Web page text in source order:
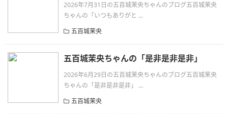
2026年7月31日の五百城茉央ちゃんのブログ五百城茉央
ちゃんの「いつもありがと ...
五百城茉央
五百城茉央ちゃんの「是非是非是非」
2026年6月29日の五百城茉央ちゃんのブログ五百城茉央
ちゃんの「是非是非是非」 ...
五百城茉央